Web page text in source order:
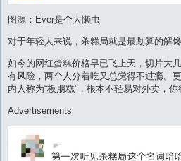
图源：Ever是个大懒虫
对于年轻人来说，杀糕局就是最划算的解馋
如今的网红蛋糕价格早已飞上天，切片大
有风险，两个人分着吃又总觉得不过瘾。
内人称为“板朋糕”，根本不轻易对外卖，
Advertisements